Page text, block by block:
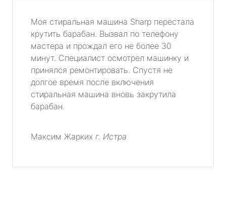
Моя стиральная машина Sharp перестала
крутить барабан. Вызвал по телефону
мастера и прождал его не более 30
минут. Специалист осмотрел машинку и
принялся ремонтировать. Спустя не
долгое время после включения
стиральная машина вновь закрутила
барабан.
Максим Жарких г. Истра